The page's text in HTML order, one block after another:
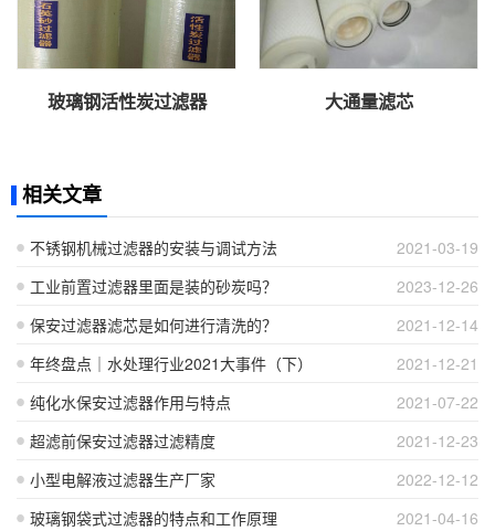
玻璃钢活性炭过滤器 大通量滤芯
相关文章
2021-03-19
不锈钢机械过滤器的安装与调试方法
2023-12-26
工业前置过滤器里面是装的砂炭吗？
2021-12-14
保安过滤器滤芯是如何进行清洗的？
2021-12-21
年终盘点｜水处理行业2021大事件（下）
2021-07-22
纯化水保安过滤器作用与特点
2021-12-23
超滤前保安过滤器过滤精度
2022-12-12
小型电解液过滤器生产厂家
2021-04-16
玻璃钢袋式过滤器的特点和工作原理